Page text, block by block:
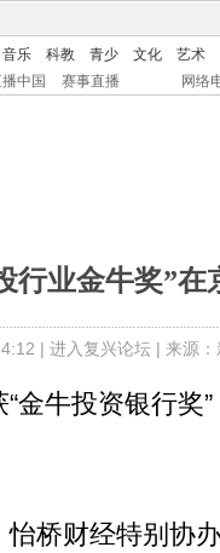
音乐 科教 青少 文化
艺术
中国 赛事直播 网络
行业金牛奖”在
| 进入复兴论坛| 来源
牛投资银行奖”
桥财经特别协